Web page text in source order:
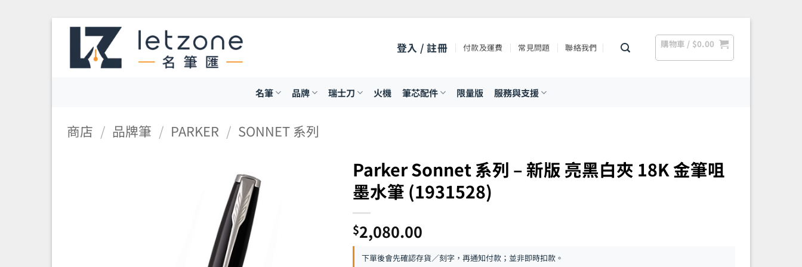
Skip
content
登入 / 註冊 付款及運費 常見問題 聯絡我們 購物車 / $0.00
名筆 品牌 瑞士刀 火機 筆芯配件 限量版 服務與支援
商店 / 品牌筆 / PARKER / SONNET 系列
Parker Sonnet 系列 – 新版 亮黑白夾 18K 金筆咀
墨水筆 (1931528)
$2,080.00
下單後會先確認存貨／刻字，再通知付款；並非即時扣款。